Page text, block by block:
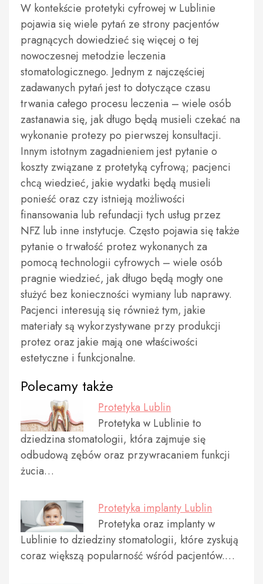
W kontekście protetyki cyfrowej w Lublinie
pojawia się wiele pytań ze strony pacjentów
pragnących dowiedzieć się więcej o tej
nowoczesnej metodzie leczenia
stomatologicznego. Jednym z najczęściej
zadawanych pytań jest to dotyczące czasu
trwania całego procesu leczenia – wiele osób
zastanawia się, jak długo będą musieli czekać na
wykonanie protezy po pierwszej konsultacji.
Innym istotnym zagadnieniem jest pytanie o
koszty związane z protetyką cyfrową; pacjenci
chcą wiedzieć, jakie wydatki będą musieli
ponieść oraz czy istnieją możliwości
finansowania lub refundacji tych usług przez
NFZ lub inne instytucje. Często pojawia się także
pytanie o trwałość protez wykonanych za
pomocą technologii cyfrowych – wiele osób
pragnie wiedzieć, jak długo będą mogły one
służyć bez konieczności wymiany lub naprawy.
Pacjenci interesują się również tym, jakie
materiały są wykorzystywane przy produkcji
protez oraz jakie mają one właściwości
estetyczne i funkcjonalne.
Polecamy także
Protetyka Lublin
Protetyka w Lublinie to
dziedzina stomatologii, która zajmuje się
odbudową zębów oraz przywracaniem funkcji
żucia…
Protetyka implanty Lublin
Protetyka oraz implanty w
Lublinie to dziedziny stomatologii, które zyskują
coraz większą popularność wśród pacjentów.…